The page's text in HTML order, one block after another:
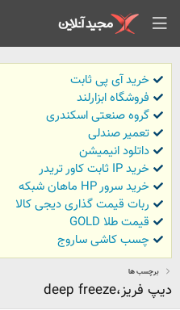
خرید آی پی ثابت
فروشگاه ابزارلند
گروه صنعتی اسکندری
تعمیر صندلی
داتلود انیمیشن
خرید IP ثابت کاور تریدر
خرید سرور HP ماهان شبکه
ربات قیمت گذاری دیجی کالا
قیمت طلا GOLD
چسب کاشی ساروج
برچسب ها
دیپ فریز،deep freeze